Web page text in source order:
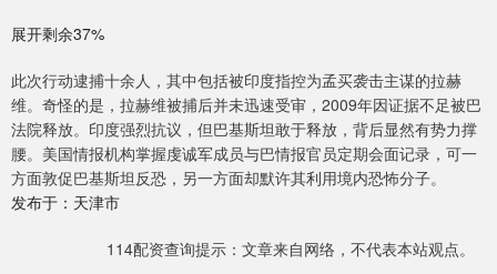
展开剩余37%
此次行动逮捕十余人，其中包括被印度指控为孟买袭击主谋的拉赫
维。奇怪的是，拉赫维被捕后并未迅速受审，2009年因证据不足被巴
法院释放。印度强烈抗议，但巴基斯坦敢于释放，背后显然有势力撑
腰。美国情报机构掌握虔诚军成员与巴情报官员定期会面记录，可一
方面敦促巴基斯坦反恐，另一方面却默许其利用境内恐怖分子。
发布于：天津市
114配资查询提示：文章来自网络，不代表本站观点。